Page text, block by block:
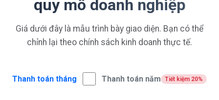
quy mô doanh nghiệp
Giá dưới đây là mẫu trình bày giao diện. Bạn có thể
chỉnh lại theo chính sách kinh doanh thực tế.
Thanh toán tháng Thanh toán năm Tiết kiệm 20%